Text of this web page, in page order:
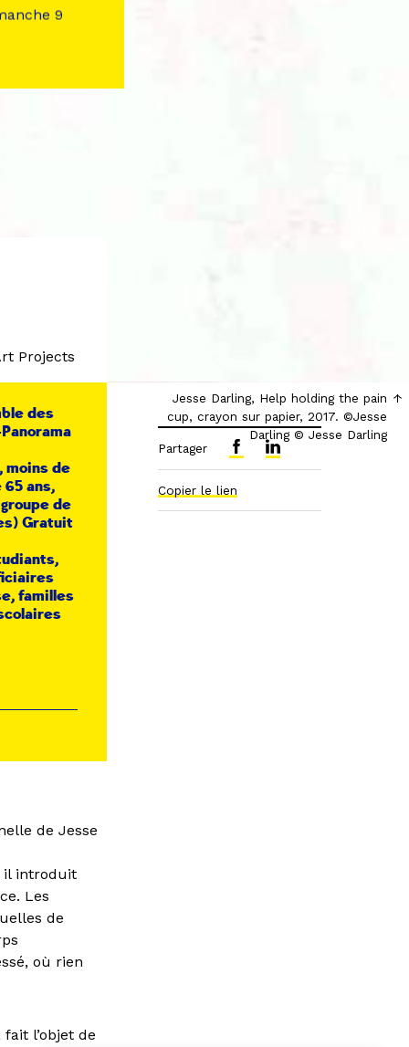
Jesse Darling, Help holding the pain
cup, crayon sur papier, 2017. ©Jesse
Darling © Jesse Darling
Projects
des
moins de
65 ans,
de
Gratuit
familles
de Jesse
il introduit
Les
de
où rien
l’objet de
Partager
Copier le lien
9